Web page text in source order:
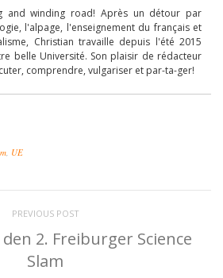
and winding road! Après un détour par
l'alpage, l'enseignement du français et
Christian travaille depuis l'été 2015
belle Université. Son plaisir de rédacteur
comprendre, vulgariser et par-ta-ger!
UE
PREVIOUS POST
2. Freiburger Science
Slam